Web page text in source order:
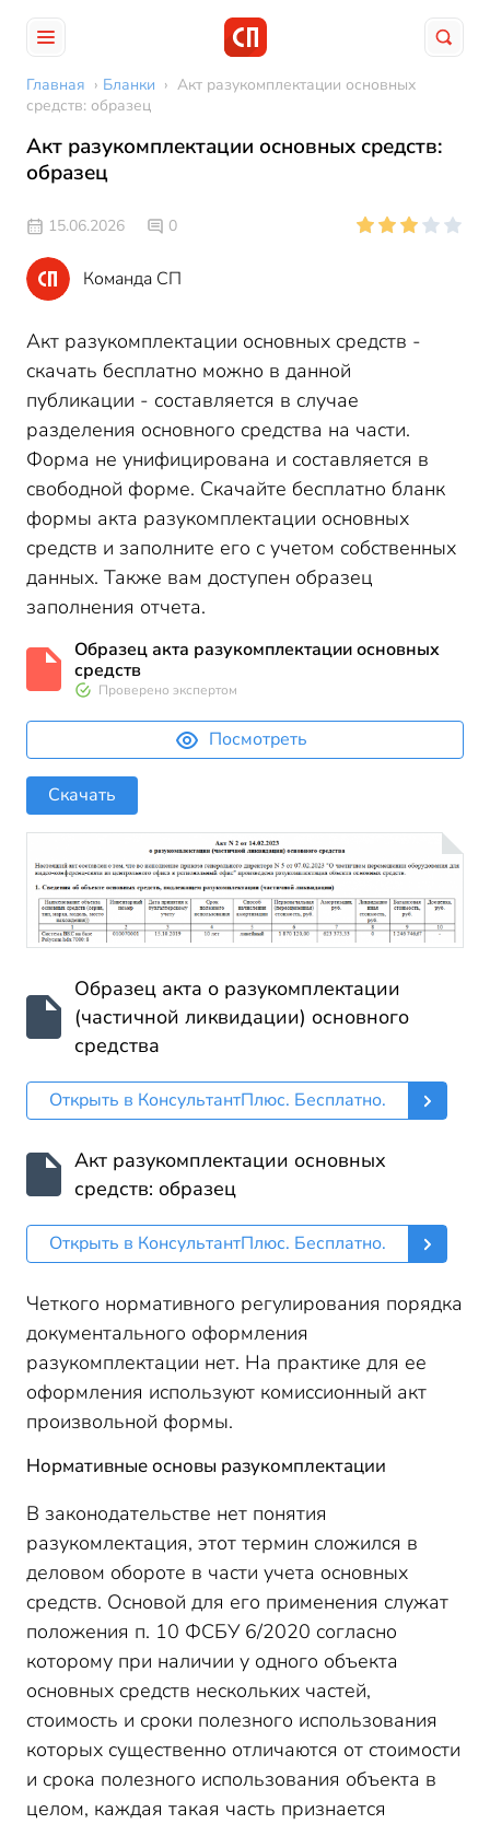
Главная › Бланки › Акт разукомплектации основных
средств: образец
Акт разукомплектации основных средств:
образец
15.06.2026 0
Команда СП
Акт разукомплектации основных средств -
скачать бесплатно можно в данной
публикации - составляется в случае
разделения основного средства на части.
Форма не унифицирована и составляется в
свободной форме. Скачайте бесплатно бланк
формы акта разукомплектации основных
средств и заполните его с учетом собственных
данных. Также вам доступен образец
заполнения отчета.
Образец акта разукомплектации основных
средств
Проверено экспертом
Посмотреть
Скачать
Образец акта о разукомплектации
(частичной ликвидации) основного
средства
Открыть в КонсультантПлюс. Бесплатно.
Акт разукомплектации основных
средств: образец
Открыть в КонсультантПлюс. Бесплатно.
Четкого нормативного регулирования порядка
документального оформления
разукомплектации нет. На практике для ее
оформления используют комиссионный акт
произвольной формы.
Нормативные основы разукомплектации
В законодательстве нет понятия
разукомлектация, этот термин сложился в
деловом обороте в части учета основных
средств. Основой для его применения служат
положения п. 10 ФСБУ 6/2020 согласно
которому при наличии у одного объекта
основных средств нескольких частей,
стоимость и сроки полезного использования
которых существенно отличаются от стоимости
и срока полезного использования объекта в
целом, каждая такая часть признается